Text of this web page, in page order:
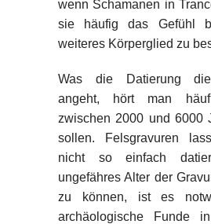
wenn Schamanen in
sie häufig das Gefühl
weiteres Körperglied zu
Was die Datierung
angeht, hört man
zwischen 2000 und 6000
sollen. Felsgravuren
nicht so einfach
ungefähres Alter der
zu können, ist es
archäologische Funde